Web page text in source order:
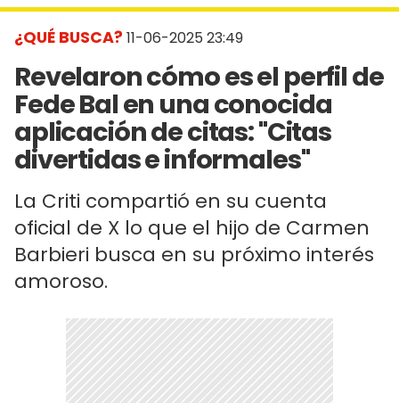
¿QUÉ BUSCA? 11-06-2025 23:49
Revelaron cómo es el perfil de
Fede Bal en una conocida
aplicación de citas: "Citas
divertidas e informales"
La Criti compartió en su cuenta
oficial de X lo que el hijo de Carmen
Barbieri busca en su próximo interés
amoroso.